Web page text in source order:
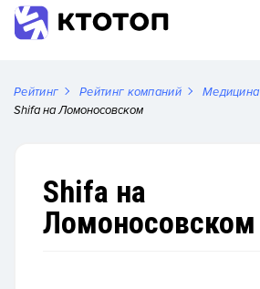
Рейтинг Рейтинг компаний Медицина
Shifa на Ломоносовском
Shifa на
Ломоносовском